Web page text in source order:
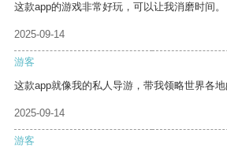
这款app的游戏非常好玩，可以让我消磨时间。
2025-09-14
游客
这款app就像我的私人导游，带我领略世界各地
2025-09-14
游客